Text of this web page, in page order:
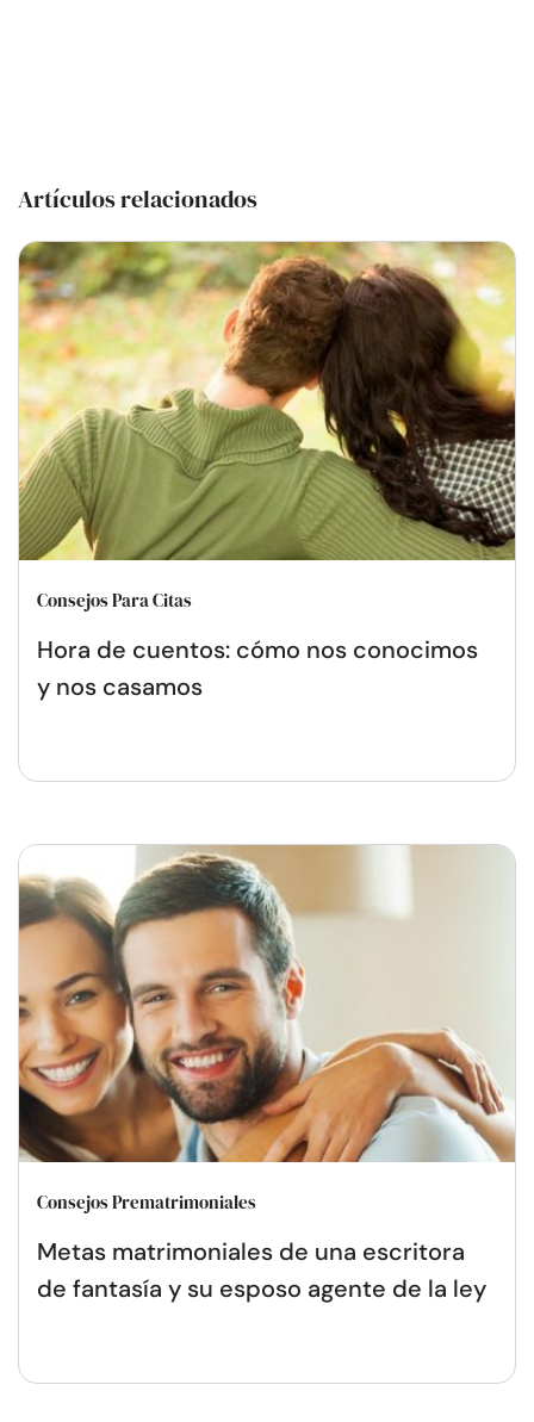
Artículos relacionados
Consejos Para Citas
Hora de cuentos: cómo nos conocimos
y nos casamos
Consejos Prematrimoniales
Metas matrimoniales de una escritora
de fantasía y su esposo agente de la ley